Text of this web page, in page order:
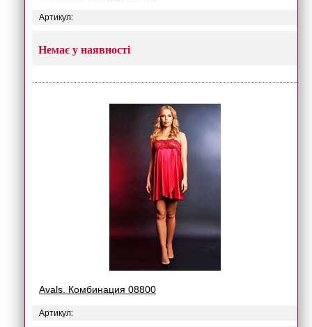
Артикул:
Немає у наявності
Avals. Комбинация 08800
Артикул: